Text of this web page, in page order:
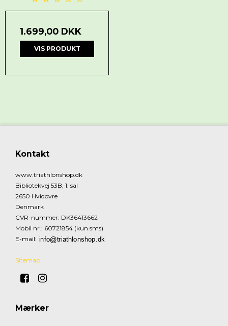
1.699,00 DKK
VIS PRODUKT
Kontakt
www.triathlonshop.dk
Bibliotekvej 53B, 1. sal
2650 Hvidovre
Denmark
CVR-nummer: DK36413662
Mobil nr.: 60721854 (kun sms)
E-mail:
Sitemap
Mærker